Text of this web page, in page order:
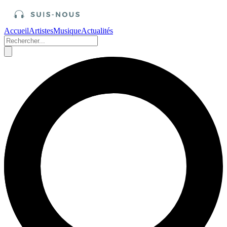
AccueilArtistesMusiqueActualités